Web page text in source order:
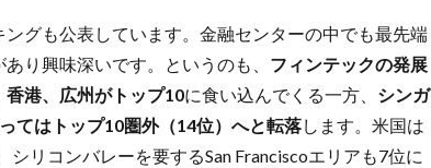
グも公表しています。金融センターの中でも最先端
り興味深いです。というのも、 フィンテックの発展
港、広州がトップ10に食い込んでくる一方、 シンガ
てはトップ10圏外（14位）へと転落します。米国は
リコンバレーを要するSan Franciscoエリアも7位に